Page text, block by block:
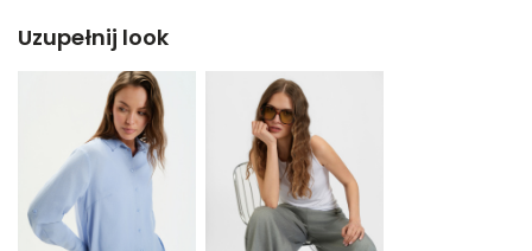
Uzupełnij look